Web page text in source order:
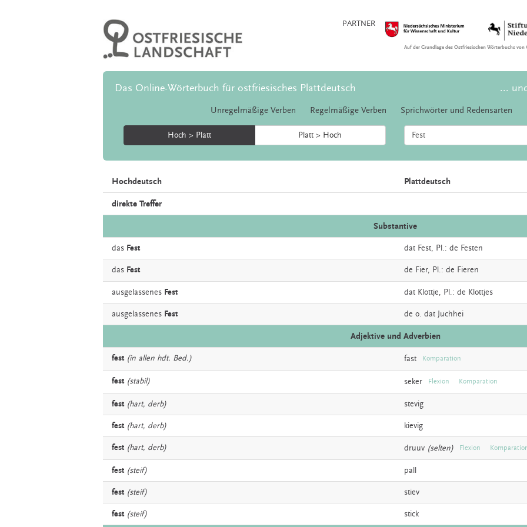
PARTNER
Auf der Grundlage des Ostfriesischen Wörterbuchs
Das Online-Wörterbuch für ostfriesisches Plattdeutsch ...
Unregelmäßige Verben Regelmäßige Verben Sprichwörter und Redensarten
Hoch > Platt Platt > Hoch
Hochdeutsch Plattdeutsch
direkte Treffer
Substantive
das Fest dat Fest, Pl.: de Festen
das Fest de Fier, Pl.: de Fieren
ausgelassenes Fest dat Klottje, Pl.: de Klottjes
ausgelassenes Fest de o. dat Juchhei
Adjektive und Adverbien
fest (in allen hdt. Bed.) fast Komparation
fest (stabil) seker Flexion Komparation
fest (hart, derb) stevig
fest (hart, derb) kievig
fest (hart, derb) druuv (selten) Flexion
fest (steif) pall
fest (steif) stiev
fest (steif) stick